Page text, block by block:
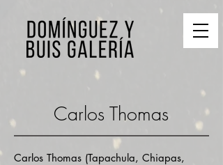
Carlos Thomas
Carlos Thomas (Tapachula, Chiapas,